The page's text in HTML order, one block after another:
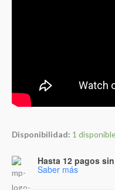
Disponibilidad: 1
Hasta 12 pagos
Saber más